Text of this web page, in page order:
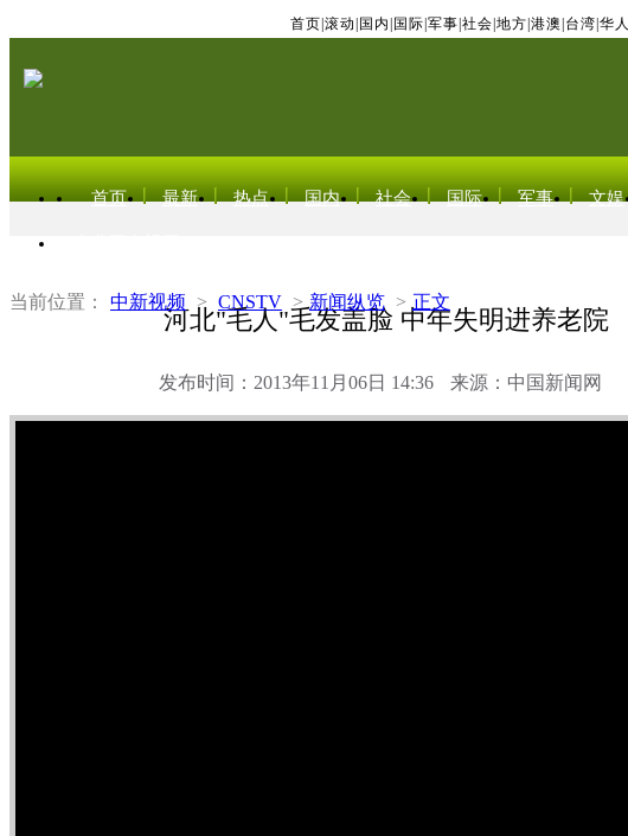
首页 滚动 国内 国际 军事 社会 地方 港澳 台湾 华人
首页 最新 热点 国内 社会 国际 军事 文娱
当前位置： 中新视频 > CNSTV > 新闻纵览 > 正文
河北"毛人"毛发盖脸 中年失明进养老院
发布时间：2013年11月06日 14:36 来源：中国新闻网